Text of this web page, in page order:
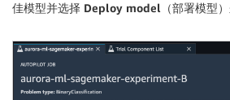
佳模型并选择 Deploy model （部署模型